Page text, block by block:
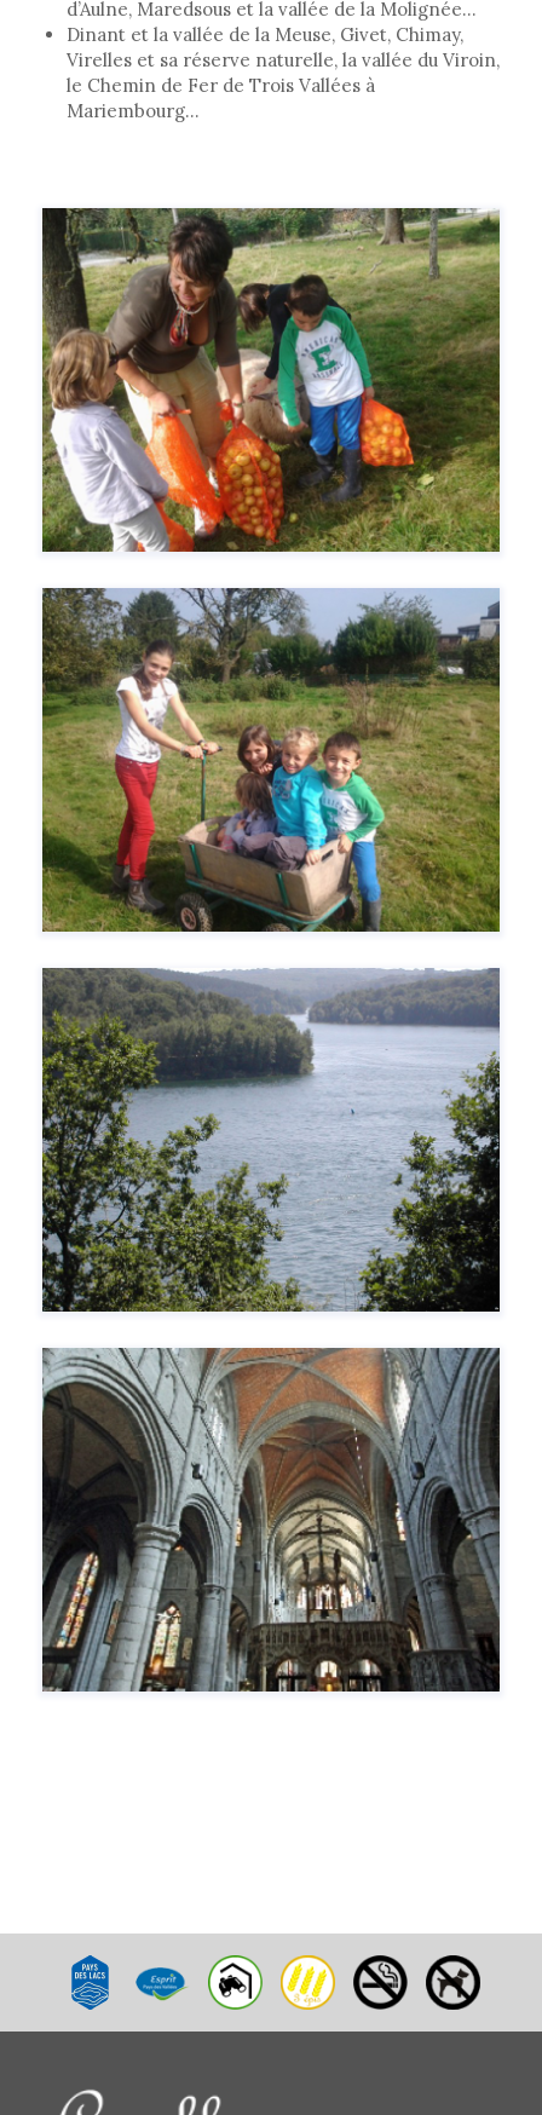
d’Aulne, Maredsous et la vallée de la Molignée…
Dinant et la vallée de la Meuse, Givet, Chimay,
Virelles et sa réserve naturelle, la vallée du Viroin,
le Chemin de Fer de Trois Vallées à
Mariembourg…